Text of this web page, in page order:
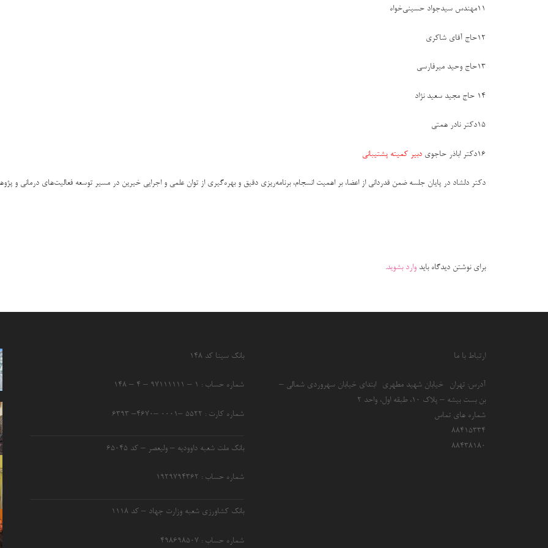
11مهندس سیدجواد حسینی‌خواه
12حاج آقای شاکری
13حاج وحید میرفارسی
14 حاج مجید سعید نژاد
15دکتر نادر همتی
16دکتر اباذر حاجوی دبیر کمیته پشتیبانی
دکتر دلشاد در پایان جلسه ضمن قدردانی از اعضا، بر اهمیت انسجام، برنامه‌ریزی دقیق و بهره‌گیری از توان علمی و اجرایی خیرین در مسیر توسعه فعالیت‌های درمانی و
برای نوشتن دیدگاه باید وارد بشوید.
ارتباط با ما
آدرس: تهران- خیابان شهید مطهری- ابتدای خیابان سهروردی شمالی –
بن بست بیشه – پلاک 10، طبقه اول، واحد 2
شماره های تماس
۸۸۴۱۵۳۳۴
۸۸۴۳۸۱۸۰
بانک سینا کد ۱۴۸
شماره حساب : ۱ – ۹۷۱۱۱۱۱۱ – ۴ – ۱۴۸
شماره کارت : ۵۵۲۲ –۰۰۰۱ –۴۶۷۰– ۶۳۹۳
بانک ملت شعبه داوودیه – ولیعصر – کد ۶۵۰۴۵
شماره حساب : ۱۹۲۹۷۹۴۳۶۲
بانک کشاورزی شعبه وزارت جهاد – کد 1118
شماره حساب : ۴۹۸۶۹۸۵۰۷